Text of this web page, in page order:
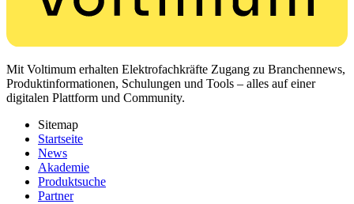
Mit Voltimum erhalten Elektrofachkräfte Zugang zu Branchennews,
Produktinformationen, Schulungen und Tools – alles auf einer
digitalen Plattform und Community.
Sitemap
Startseite
News
Akademie
Produktsuche
Partner